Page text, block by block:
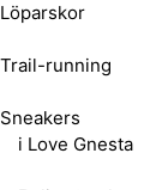
Löparskor
Trail-running
Sneakers
i Love Gnesta